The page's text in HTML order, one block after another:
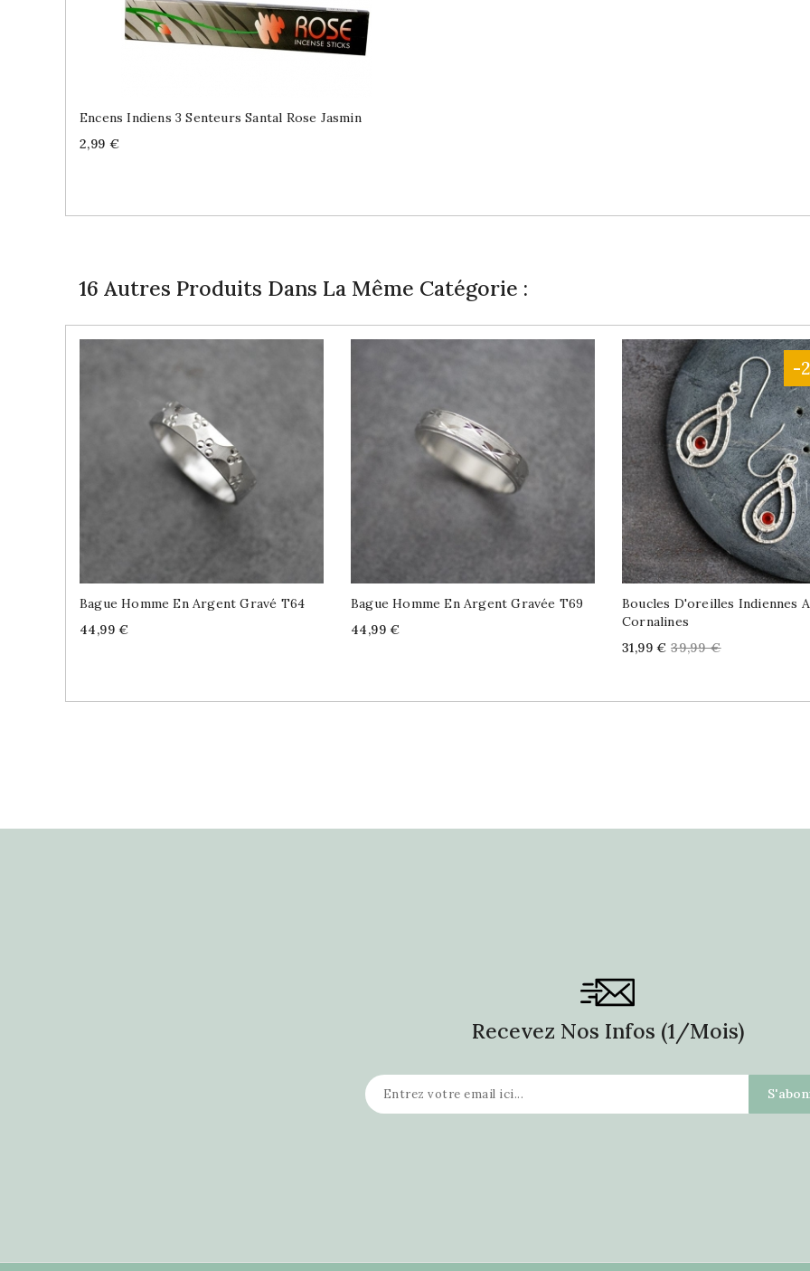
Encens Indiens 3 Senteurs Santal Rose Jasmin
Price
2,99 €
16 Autres Produits Dans La Même Catégorie :
Bague Homme En Argent Gravé T64
Price
44,99 €
Bague Homme En Argent Gravée T69
Price
44,99 €
-
Boucles D'oreilles Indiennes
Cornalines
Price
31,99 € Regular
39,99 €
Recevez Nos Infos (1/mois)